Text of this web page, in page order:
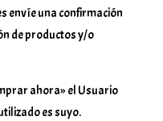
envíe una confirmación
de productos y/o
ahora» el Usuario
es suyo.